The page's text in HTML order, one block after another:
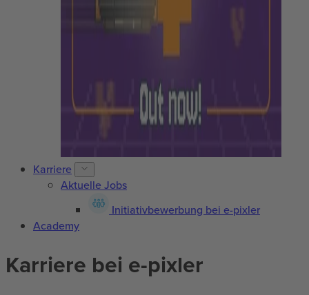
Karriere
Aktuelle Jobs
Initiativbewerbung bei e-pixler
Academy
Karriere bei e-pixler